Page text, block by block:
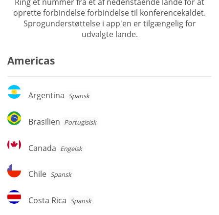
oprette forbindelse forbindelse til konferencekaldet.
Sprogunderstøttelse i app'en er tilgængelig for
udvalgte lande.
Americas
Argentina
Argentina Spansk
Brasilien
Brasilien Portugisisk
Canada
Canada Engelsk
Chile
Chile Spansk
Costa
Rica
Costa Rica Spansk